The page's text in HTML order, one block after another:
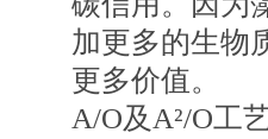
加更多的生物
更多价值。
A/O及A²/O工